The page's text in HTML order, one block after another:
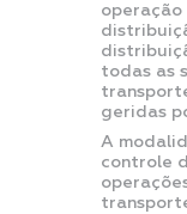
operação
todas as
geridas
A
controle